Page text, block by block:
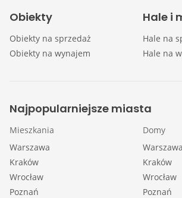
Obiekty
Obiekty na sprzedaż
Obiekty na wynajem
Hale i
Hale na
Hale na
Najpopularniejsze miasta
Mieszkania
Warszawa
Kraków
Wrocław
Poznań
Domy
Warszawa
Kraków
Wrocław
Poznań